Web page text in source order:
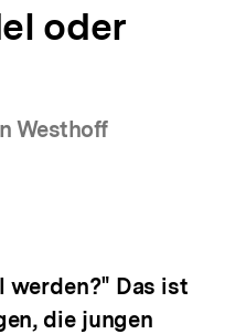
oder
Westhoff
werden?" Das ist
die jungen